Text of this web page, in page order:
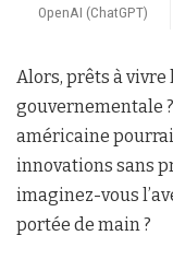
OpenAI (ChatGPT)
Alors, prêts à vivre
gouvernementale
américaine
innovations sans
imaginez-vous
portée de main ?